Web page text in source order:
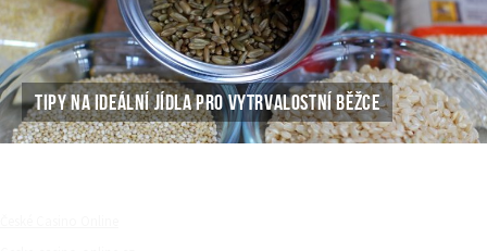
TIPY NA IDEÁLNÍ JÍDLA PRO VYTRVALOSTNÍ BĚŽCE